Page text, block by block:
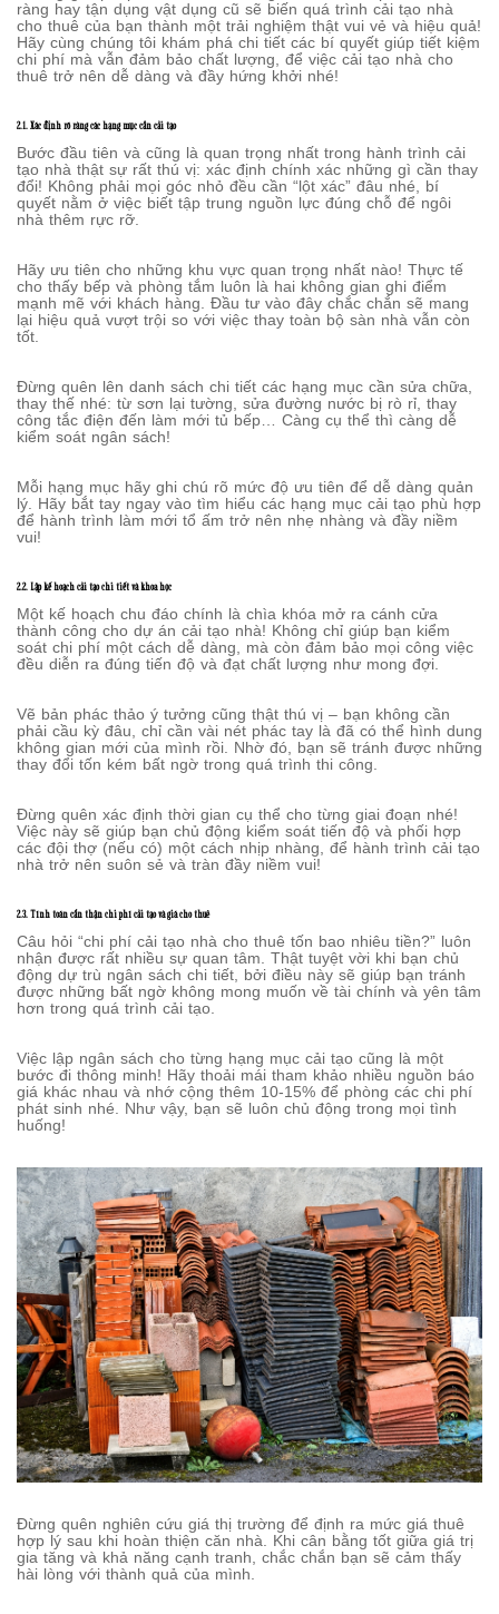
ràng hay tận dụng vật dụng cũ sẽ biến quá trình cải tạo nhà
cho thuê của bạn thành một trải nghiệm thật vui vẻ và hiệu quả!
Hãy cùng chúng tôi khám phá chi tiết các bí quyết giúp tiết kiệm
chi phí mà vẫn đảm bảo chất lượng, để việc cải tạo nhà cho
thuê trở nên dễ dàng và đầy hứng khởi nhé!
2.1. Xác định rõ ràng các hạng mục cần cải tạo
Bước đầu tiên và cũng là quan trọng nhất trong hành trình cải
tạo nhà thật sự rất thú vị: xác định chính xác những gì cần thay
đổi! Không phải mọi góc nhỏ đều cần “lột xác” đâu nhé, bí
quyết nằm ở việc biết tập trung nguồn lực đúng chỗ để ngôi
nhà thêm rực rỡ.
Hãy ưu tiên cho những khu vực quan trọng nhất nào! Thực tế
cho thấy bếp và phòng tắm luôn là hai không gian ghi điểm
mạnh mẽ với khách hàng. Đầu tư vào đây chắc chắn sẽ mang
lại hiệu quả vượt trội so với việc thay toàn bộ sàn nhà vẫn còn
tốt.
Đừng quên lên danh sách chi tiết các hạng mục cần sửa chữa,
thay thế nhé: từ sơn lại tường, sửa đường nước bị rò rỉ, thay
công tắc điện đến làm mới tủ bếp… Càng cụ thể thì càng dễ
kiểm soát ngân sách!
Mỗi hạng mục hãy ghi chú rõ mức độ ưu tiên để dễ dàng quản
lý. Hãy bắt tay ngay vào tìm hiểu các hạng mục cải tạo phù hợp
để hành trình làm mới tổ ấm trở nên nhẹ nhàng và đầy niềm
vui!
2.2. Lập kế hoạch cải tạo chi tiết và khoa học
Một kế hoạch chu đáo chính là chìa khóa mở ra cánh cửa
thành công cho dự án cải tạo nhà! Không chỉ giúp bạn kiểm
soát chi phí một cách dễ dàng, mà còn đảm bảo mọi công việc
đều diễn ra đúng tiến độ và đạt chất lượng như mong đợi.
Vẽ bản phác thảo ý tưởng cũng thật thú vị – bạn không cần
phải cầu kỳ đâu, chỉ cần vài nét phác tay là đã có thể hình dung
không gian mới của mình rồi. Nhờ đó, bạn sẽ tránh được những
thay đổi tốn kém bất ngờ trong quá trình thi công.
Đừng quên xác định thời gian cụ thể cho từng giai đoạn nhé!
Việc này sẽ giúp bạn chủ động kiểm soát tiến độ và phối hợp
các đội thợ (nếu có) một cách nhịp nhàng, để hành trình cải tạo
nhà trở nên suôn sẻ và tràn đầy niềm vui!
2.3. Tính toán cẩn thận chi phí cải tạo và giá cho thuê
Câu hỏi “chi phí cải tạo nhà cho thuê tốn bao nhiêu tiền?” luôn
nhận được rất nhiều sự quan tâm. Thật tuyệt vời khi bạn chủ
động dự trù ngân sách chi tiết, bởi điều này sẽ giúp bạn tránh
được những bất ngờ không mong muốn về tài chính và yên tâm
hơn trong quá trình cải tạo.
Việc lập ngân sách cho từng hạng mục cải tạo cũng là một
bước đi thông minh! Hãy thoải mái tham khảo nhiều nguồn báo
giá khác nhau và nhớ cộng thêm 10-15% để phòng các chi phí
phát sinh nhé. Như vậy, bạn sẽ luôn chủ động trong mọi tình
huống!
Đừng quên nghiên cứu giá thị trường để định ra mức giá thuê
hợp lý sau khi hoàn thiện căn nhà. Khi cân bằng tốt giữa giá trị
gia tăng và khả năng cạnh tranh, chắc chắn bạn sẽ cảm thấy
hài lòng với thành quả của mình.